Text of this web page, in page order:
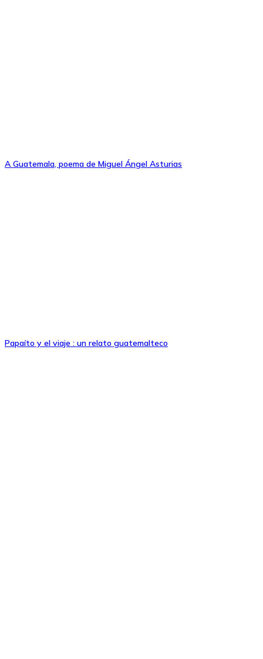
A Guatemala, poema de Miguel Ángel Asturias
Papaíto y el viaje : un relato guatemalteco